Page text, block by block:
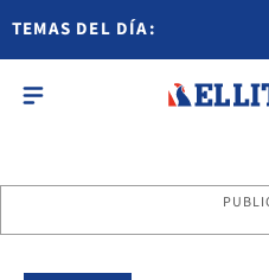
TEMAS DEL DÍA: